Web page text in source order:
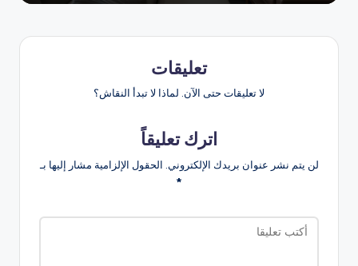
تعليقات
لا تعليقات حتى الآن. لماذا لا تبدأ النقاش؟
اترك تعليقاً
لن يتم نشر عنوان بريدك الإلكتروني. الحقول الإلزامية مشار إليها بـ
*